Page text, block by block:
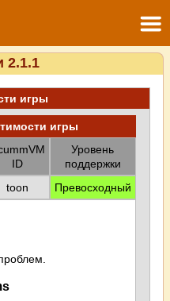
2.1.1
игры
игры
ID
Уровень
поддержки
toon Превосходный